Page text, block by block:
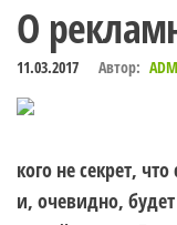
О
11.03.2017 Автор:
кого не секрет,
и, очевидно,